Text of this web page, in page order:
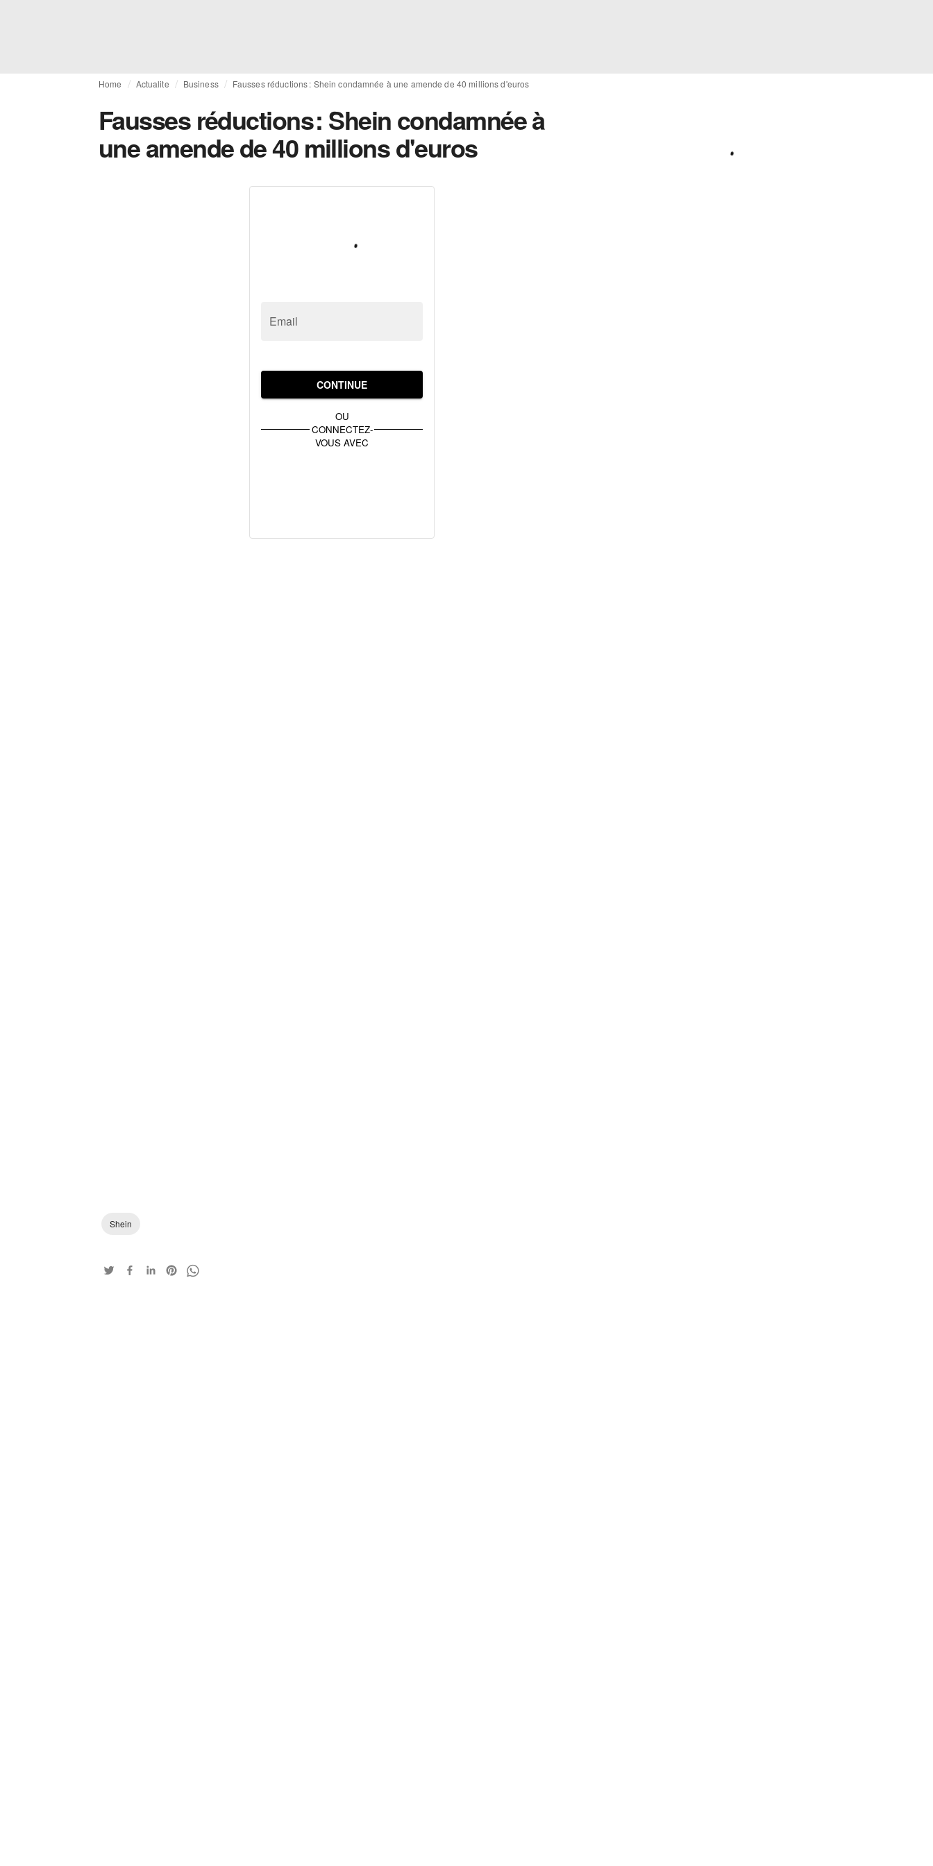
Home Actualite Business Fausses réductions : Shein condamnée à une amende de 40 millions d'euros
Fausses réductions : Shein condamnée à
une amende de 40 millions d'euros
Email
CONTINUE
OU
CONNECTEZ-
VOUS AVEC
Shein